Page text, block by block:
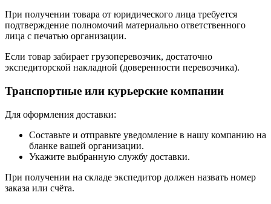
При получении товара от юридического лица требуется
подтверждение полномочий материально ответственного
лица с печатью организации.
Если товар забирает грузоперевозчик, достаточно
экспедиторской накладной (доверенности перевозчика).
Транспортные или курьерские компании
Для оформления доставки:
Составьте и отправьте уведомление в нашу компанию на
бланке вашей организации.
Укажите выбранную службу доставки.
При получении на складе экспедитор должен назвать номер
заказа или счёта.